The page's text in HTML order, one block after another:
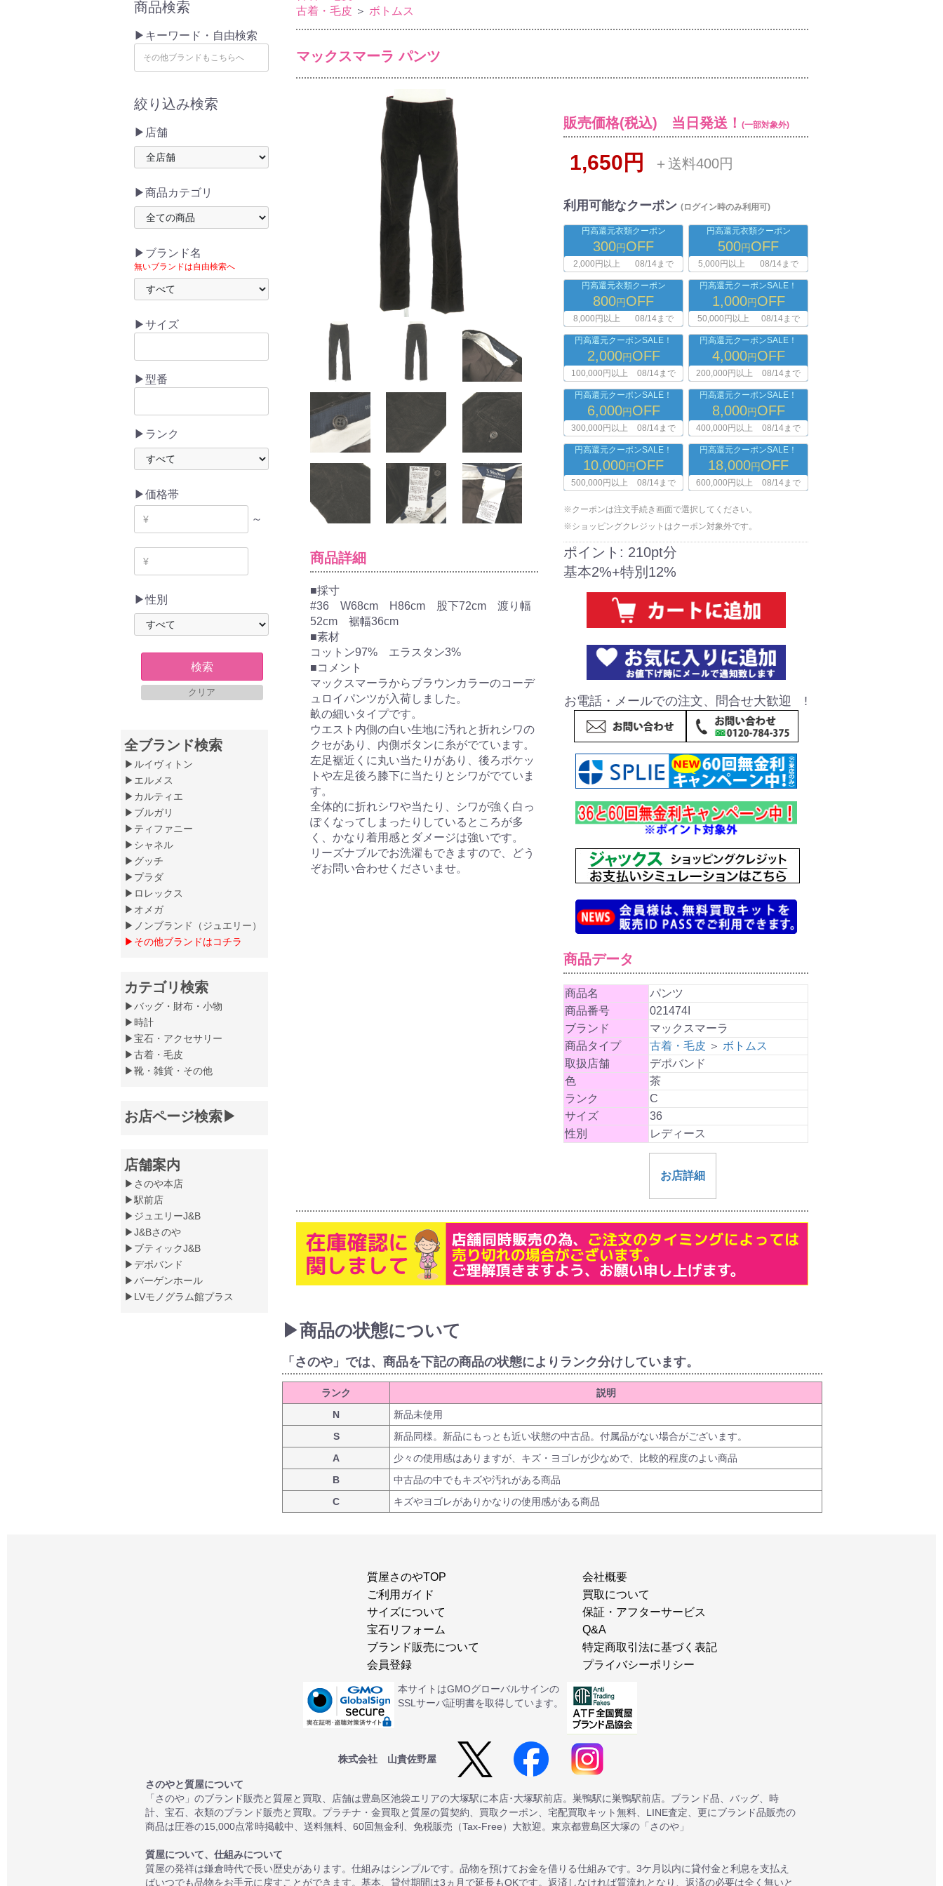
商品検索
▶キーワード・自由検索
絞り込み検索
▶店舗
▶商品カテゴリ
▶ブランド名
無いブランドは自由検索へ
▶サイズ
▶型番
▶ランク
▶価格帯
～
▶性別
検索
クリア
全ブランド検索
▶ルイヴィトン
▶エルメス
▶カルティエ
▶ブルガリ
▶ティファニー
▶シャネル
▶グッチ
▶プラダ
▶ロレックス
▶オメガ
▶ノンブランド（ジュエリー）
▶その他ブランドはコチラ
カテゴリ検索
▶バッグ・財布・小物
▶時計
▶宝石・アクセサリー
▶古着・毛皮
▶靴・雑貨・その他
お店ページ検索▶
店舗案内
▶さのや本店
▶駅前店
▶ジュエリーJ&B
▶J&Bさのや
▶ブティックJ&B
▶デポバンド
▶バーゲンホール
▶LVモノグラム館プラス
古着・毛皮 ＞ ボトムス
マックスマーラ パンツ
商品詳細
■採寸
#36 W68cm H86cm 股下72cm 渡り幅
52cm 裾幅36cm
■素材
コットン97% エラスタン3%
■コメント
マックスマーラからブラウンカラーのコーデ
ュロイパンツが入荷しました。
畝の細いタイプです。
ウエスト内側の白い生地に汚れと折れシワの
クセがあり、内側ボタンに糸がでています。
左足裾近くに丸い当たりがあり、後ろポケッ
トや左足後ろ膝下に当たりとシワがでていま
す。
全体的に折れシワや当たり、シワが強く白っ
ぽくなってしまったりしているところが多
く、かなり着用感とダメージは強いです。
リーズナブルでお洗濯もできますので、どう
ぞお問い合わせくださいませ。
販売価格(税込) 当日発送！ (一部対象外)
1,650円 ＋送料400円
利用可能なクーポン (ログイン時のみ利用可)
円高還元衣類クーポン
300円OFF
2,000円以上 08/14まで
円高還元衣類クーポン
500円OFF
5,000円以上 08/14まで
円高還元衣類クーポン
800円OFF
8,000円以上 08/14まで
円高還元クーポンSALE！
1,000円OFF
50,000円以上 08/14まで
円高還元クーポンSALE！
2,000円OFF
100,000円以上 08/14まで
円高還元クーポンSALE！
4,000円OFF
200,000円以上 08/14まで
円高還元クーポンSALE！
6,000円OFF
300,000円以上 08/14まで
円高還元クーポンSALE！
8,000円OFF
400,000円以上 08/14まで
円高還元クーポンSALE！
10,000円OFF
500,000円以上 08/14まで
円高還元クーポンSALE！
18,000円OFF
600,000円以上 08/14まで
※クーポンは注文手続き画面で選択してください。
※ショッピングクレジットはクーポン対象外です。
ポイント: 210pt分
基本2%+特別12%
お電話・メールでの注文、問合せ大歓迎 !
商品データ
商品名
パンツ
商品番号
021474I
ブランド
マックスマーラ
商品タイプ
古着・毛皮 ＞ ボトムス
取扱店舗
デポバンド
色
茶
ランク
C
サイズ
36
性別
レディース
お店詳細
▶商品の状態について
「さのや」では、商品を下記の商品の状態によりランク分けしています。
ランク
説明
N
新品未使用
S
新品同様。新品にもっとも近い状態の中古品。付属品がない場合がございます。
A
少々の使用感はありますが、キズ・ヨゴレが少なめで、比較的程度のよい商品
B
中古品の中でもキズや汚れがある商品
C
キズやヨゴレがありかなりの使用感がある商品
質屋さのやTOP
ご利用ガイド
サイズについて
宝石リフォーム
ブランド販売について
会員登録
会社概要
買取について
保証・アフターサービス
Q&A
特定商取引法に基づく表記
プライバシーポリシー
本サイトはGMOグローバルサインの
SSLサーバ証明書を取得しています。
株式会社 山貴佐野屋
さのやと質屋について
「さのや」のブランド販売と質屋と買取、店舗は豊島区池袋エリアの大塚駅に本店･大塚駅前店。巣鴨駅に巣鴨駅前店。ブランド品、バッグ、時
計、宝石、衣類のブランド販売と買取。プラチナ・金買取と質屋の質契約、買取クーポン、宅配買取キット無料、LINE査定、更にブランド品販売の
商品は圧巻の15,000点常時掲載中、送料無料、60回無金利、免税販売（Tax-Free）大歓迎。東京都豊島区大塚の「さのや」
質屋について、仕組みについて
質屋の発祥は鎌倉時代で長い歴史があります。仕組みはシンプルです。品物を預けてお金を借りる仕組みです。3ケ月以内に貸付金と利息を支払え
ばいつでも品物をお手元に戻すことができます。基本、貸付期間は3ヵ月で延長もOKです。返済しなければ質流れとなり、返済の必要は全く無いと